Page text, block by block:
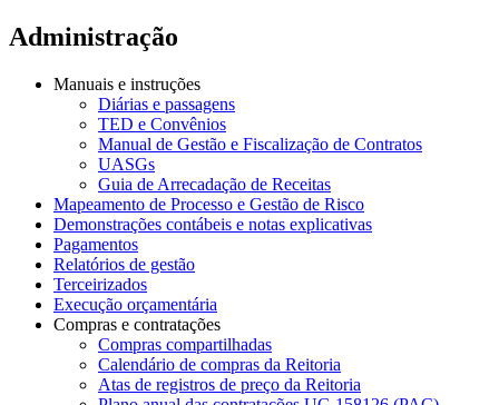
Administração
Manuais e instruções
Diárias e passagens
TED e Convênios
Manual de Gestão e Fiscalização de Contratos
UASGs
Guia de Arrecadação de Receitas
Mapeamento de Processo e Gestão de Risco
Demonstrações contábeis e notas explicativas
Pagamentos
Relatórios de gestão
Terceirizados
Execução orçamentária
Compras e contratações
Compras compartilhadas
Calendário de compras da Reitoria
Atas de registros de preço da Reitoria